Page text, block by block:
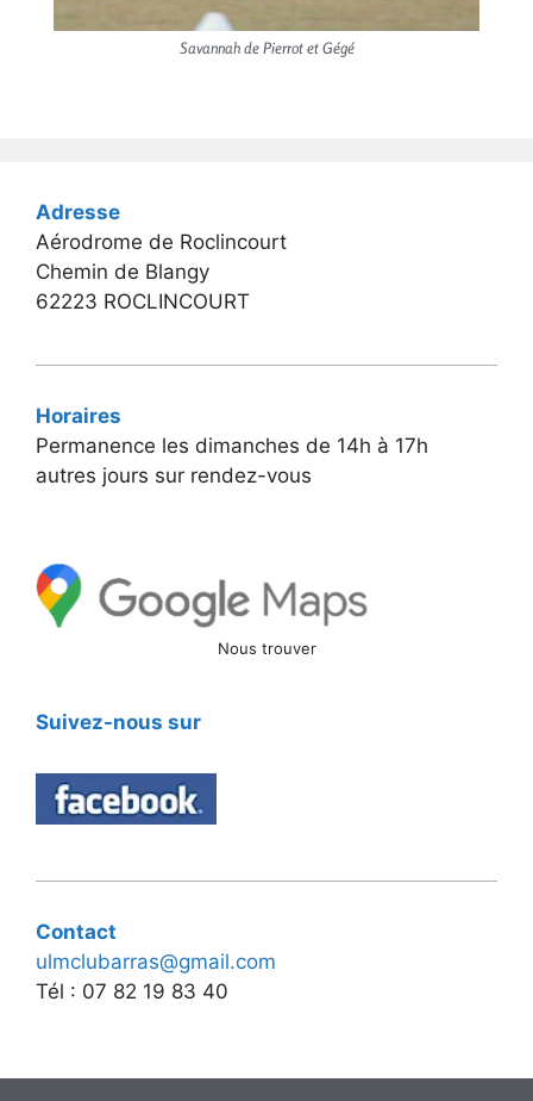
Savannah de Pierrot et Gégé
Adresse
Aérodrome de Roclincourt
Chemin de Blangy
62223 ROCLINCOURT
Horaires
Permanence les dimanches de 14h à 17h
autres jours sur rendez-vous
Nous trouver
Suivez-nous sur
Contact
ulmclubarras@gmail.com
Tél : 07 82 19 83 40